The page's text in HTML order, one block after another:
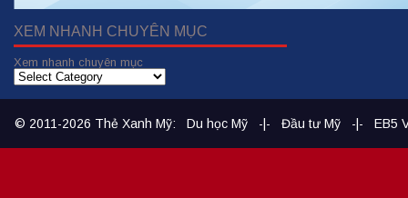
XEM NHANH CHUYÊN MỤC
Xem nhanh chuyên mục
© 2011-2026 Thẻ Xanh Mỹ: Du học Mỹ -|- Đầu tư Mỹ -|- EB5